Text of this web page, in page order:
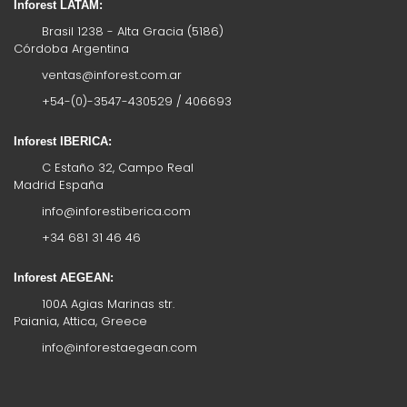
Inforest LATAM:
Brasil 1238 - Alta Gracia (5186)
Córdoba Argentina
ventas@inforest.com.ar
+54-(0)-3547-430529 / 406693
Inforest IBERICA:
C Estaño 32, Campo Real
Madrid España
info@inforestiberica.com
+34 681 31 46 46
Inforest AEGEAN:
100A Agias Marinas str.
Paiania, Attica, Greece
info@inforestaegean.com